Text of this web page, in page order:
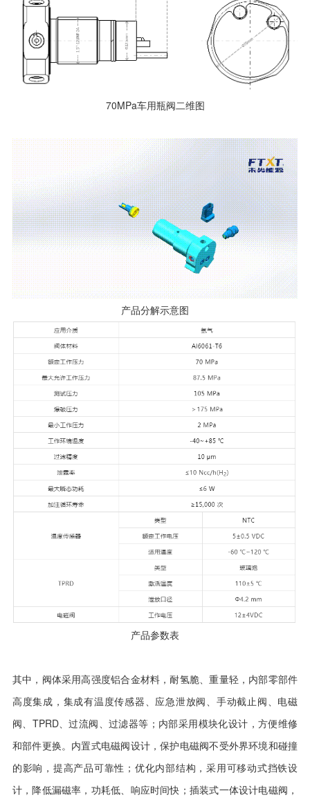
70MPa车用瓶阀二维图
产品分解示意图
产品参数表
其中，阀体采用高强度铝合金材料，耐氢脆、重量轻，内部零部件
高度集成，集成有温度传感器、应急泄放阀、手动截止阀、电磁
阀、TPRD、过流阀、过滤器等；内部采用模块化设计，方便维修
和部件更换。内置式电磁阀设计，保护电磁阀不受外界环境和碰撞
的影响，提高产品可靠性；优化内部结构，采用可移动式挡铁设
计，降低漏磁率，功耗低、响应时间快；插装式一体设计电磁阀，